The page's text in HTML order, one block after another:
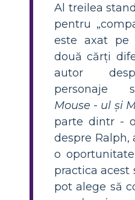
Al treilea
pentru
este axat pe
două cărți
autor
personaje
Mouse - ul și
parte dintr -
despre Ralph,
o
practica acest
pot alege să